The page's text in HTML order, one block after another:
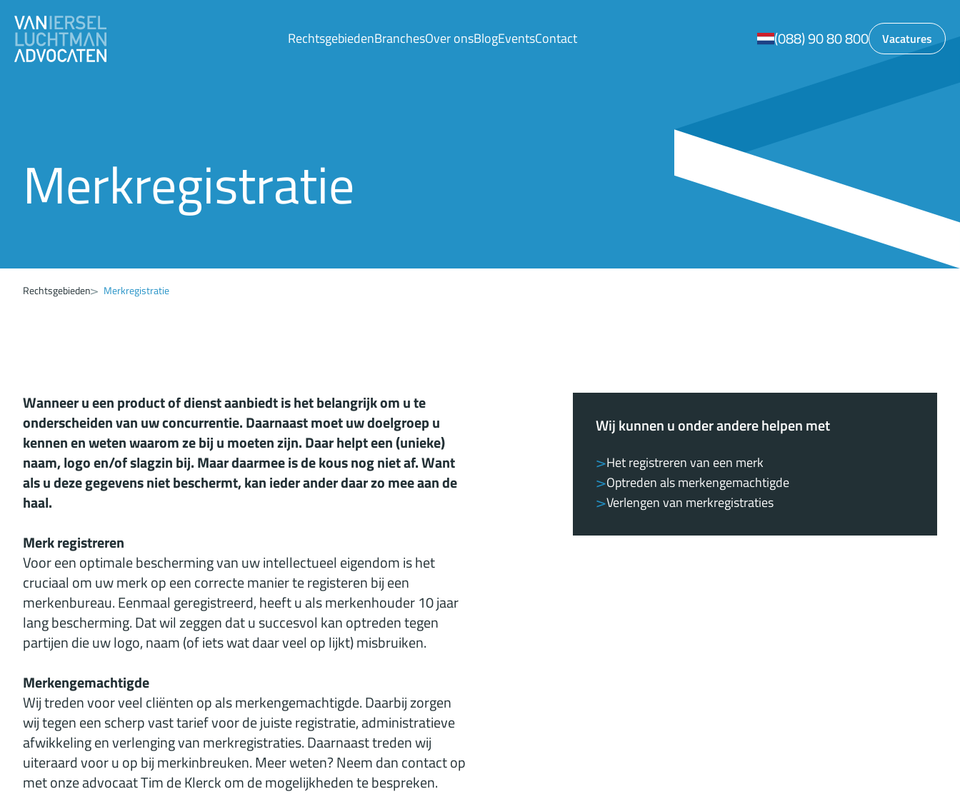
RechtsgebiedenBranchesOver onsBlogEventsContact (088) 90 80 800 Vacatures
Merkregistratie
Rechtsgebieden Merkregistratie
Wanneer u een product of dienst aanbiedt is het belangrijk om u te
onderscheiden van uw concurrentie. Daarnaast moet uw doelgroep u
kennen en weten waarom ze bij u moeten zijn. Daar helpt een (unieke)
naam, logo en/of slagzin bij. Maar daarmee is de kous nog niet af. Want
als u deze gegevens niet beschermt, kan ieder ander daar zo mee aan de
haal.
Merk registreren
Voor een optimale bescherming van uw intellectueel eigendom is het
cruciaal om uw merk op een correcte manier te registeren bij een
merkenbureau. Eenmaal geregistreerd, heeft u als merkenhouder 10 jaar
lang bescherming. Dat wil zeggen dat u succesvol kan optreden tegen
partijen die uw logo, naam (of iets wat daar veel op lijkt) misbruiken.
Merkengemachtigde
Wij treden voor veel cliënten op als merkengemachtigde. Daarbij zorgen
wij tegen een scherp vast tarief voor de juiste registratie, administratieve
afwikkeling en verlenging van merkregistraties. Daarnaast treden wij
uiteraard voor u op bij merkinbreuken. Meer weten? Neem dan contact op
met onze advocaatTim de Klerckom de mogelijkheden te bespreken.
Wij kunnen u onder andere helpen met
Het registreren van een merk
Optreden als merkengemachtigde
Verlengen van merkregistraties